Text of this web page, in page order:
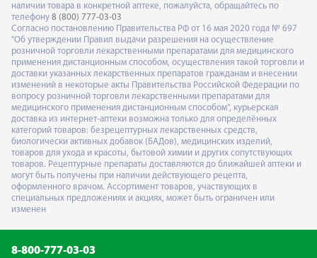
наличии товара в конкретной аптеке, пожалуйста, обращайтесь по
телефону 8 (800) 777-03-03
Согласно постановлению Правительства РФ от 16 мая 2020 года № 697
"Об утверждении Правил выдачи разрешения на осуществление
розничной торговли лекарственными препаратами для медицинского
применения дистанционным способом, осуществления такой торговли и
доставки указанных лекарственных препаратов гражданам и внесении
изменений в некоторые акты Правительства Российской Федерации по
вопросу розничной торговли лекарственными препаратами для
медицинского применения дистанционным способом", курьерская
доставка из интернет-аптеки возможна только для определённых
категорий товаров: безрецептурных лекарственных средств,
биологически активных добавок (БАДов), медицинских изделий,
товаров для ухода и красоты, бытовой химии и других сопутствующих
товаров. Рецептурные препараты доставляются до ближайшей аптеки и
могут быть получены при наличии действующего рецепта,
оформленного врачом. Ассортимент товаров, участвующих в
специальных предложениях и акциях, может быть ограничен или
изменен
8-800-777-03-03